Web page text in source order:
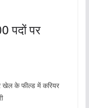
पदों पर
खेल के फील्ड में करियर